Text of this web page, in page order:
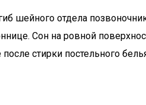
шейного отдела
Сон на ровной
стирки постельного